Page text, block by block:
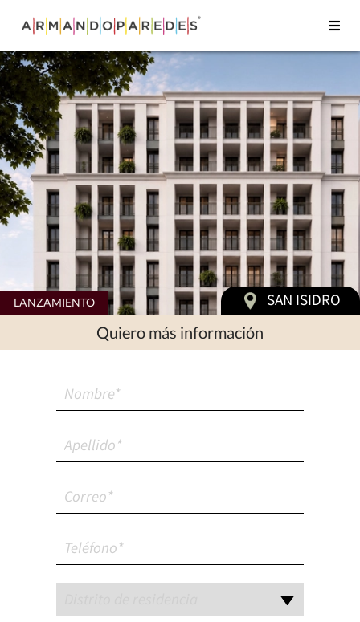
SAN ISIDRO
LANZAMIENTO
Quiero más información